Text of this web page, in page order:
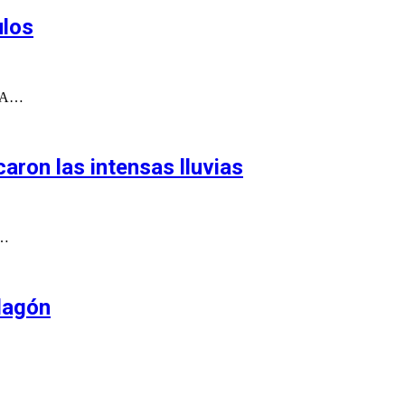
A…
las intensas lluvias